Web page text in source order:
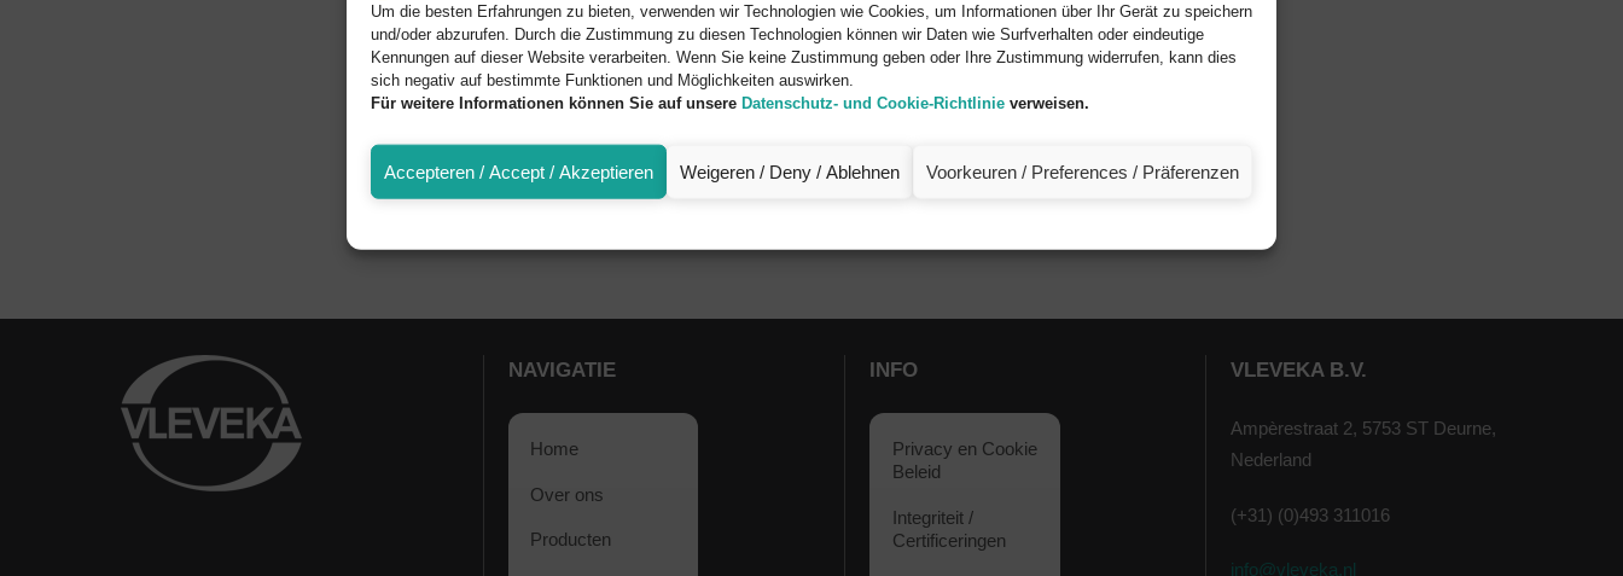
Um die besten Erfahrungen zu bieten, verwenden wir Technologien wie Cookies, um Informationen über Ihr Gerät zu speichern
und/oder abzurufen. Durch die Zustimmung zu diesen Technologien können wir Daten wie Surfverhalten oder eindeutige
Kennungen auf dieser Website verarbeiten. Wenn Sie keine Zustimmung geben oder Ihre Zustimmung widerrufen, kann dies
sich negativ auf bestimmte Funktionen und Möglichkeiten auswirken.
Für weitere Informationen können Sie auf unsere Datenschutz- und Cookie-Richtlinie verweisen.
Accepteren / Accept / Akzeptieren Weigeren / Deny / Ablehnen Voorkeuren / Preferences / Präferenzen
NAVIGATIE
Home
Over ons
Producten
INFO
Privacy en Cookie
Beleid
Integriteit /
Certificeringen
VLEVEKA B.V.
Ampèrestraat 2, 5753 ST Deurne,
Nederland
(+31) (0)493 311016
info@vleveka.nl